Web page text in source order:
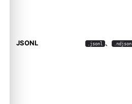
JSONL .jsonl 、 .ndjson